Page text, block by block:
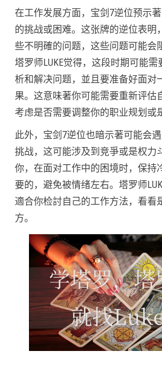
在工作发展方面，宝剑7逆位预示
的挑战或困难。这张牌的逆位表明
些不明確的问题，这些问题可能会
塔罗师LUKE觉得，这段时期可能
析和解决问题，並且要准备好面对
果。这意味著你可能需要重新评估
考虑是否需要调整你的职业规划或
此外，宝剑7逆位也暗示著可能会
挑战，这可能涉及到竞爭或是权力
你，在面对工作中的困境时，保持
要的，避免被情绪左右。塔罗师
適合你检討自己的工作方法，看看
方。